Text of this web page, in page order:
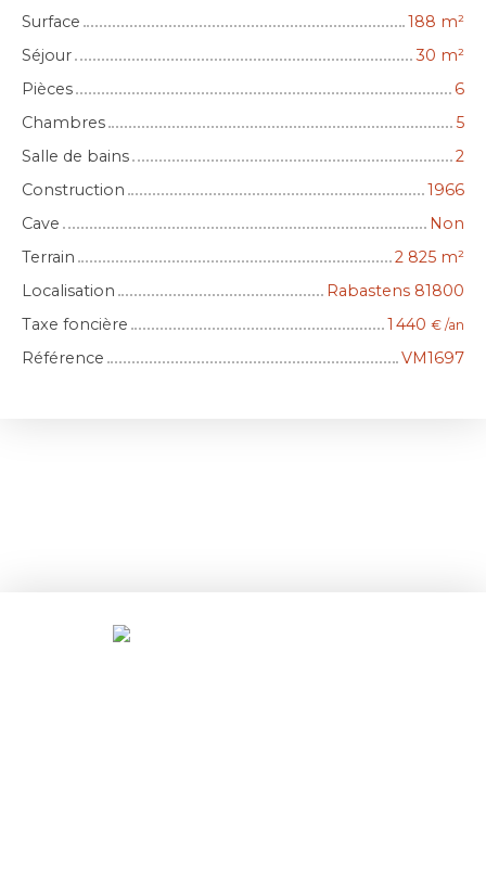
Surface
188 m²
Séjour
30 m²
Pièces
6
Chambres
5
Salle de bains
2
Construction
1966
Cave
Non
Terrain
2 825 m²
Localisation
Rabastens 81800
Taxe foncière
1 440 € /an
Référence VM1697